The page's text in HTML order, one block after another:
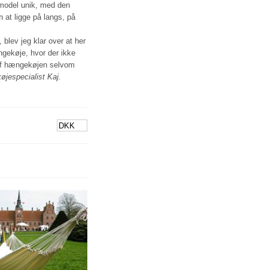
unik, med den
at ligge på langs, på
jeg klar over at her
hvor der ikke
hængekøjen selvom
Kaj.